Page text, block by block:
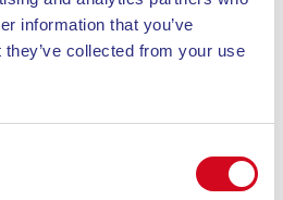
information that you’ve
collected from your use